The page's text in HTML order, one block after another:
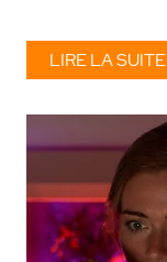
LIRE LA SUITE